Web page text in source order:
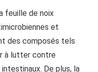
feuille de noix
et
des composés tels
à lutter contre
De plus, la